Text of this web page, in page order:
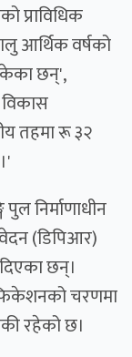
प्राविधिक
आर्थिक वर्षको
छन्',
तहमा रू ३२
निर्माणाधीन
(डिपिआर)
छन्।
चरणमा
रहेको छ।